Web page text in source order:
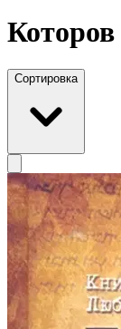
Сортировка